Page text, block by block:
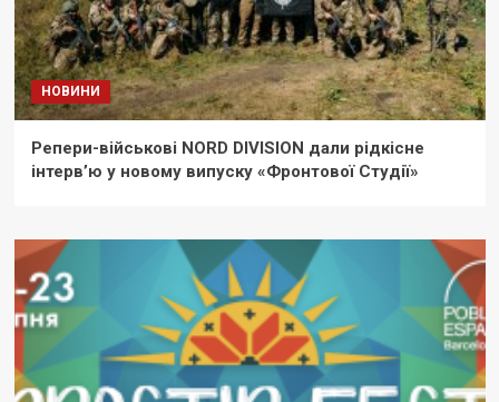
НОВИНИ
Репери-військові NORD DIVISION дали рідкісне
інтерв’ю у новому випуску «Фронтової Студії»